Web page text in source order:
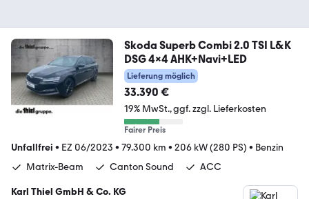
Skoda Superb Combi 2.0 TSI L&K
DSG 4x4 AHK+Navi+LED
Lieferung möglich
33.390 €
19% MwSt. ggf. zzgl. Lieferkosten
Fairer Preis
Unfallfrei • EZ 06/2023 • 79.300 km • 206 kW (280 PS) • Benzin
Matrix-Beam
Canton Sound ACC
Karl Thiel GmbH & Co. KG